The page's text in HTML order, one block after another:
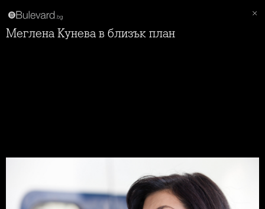
Меглена Кунева в близък план